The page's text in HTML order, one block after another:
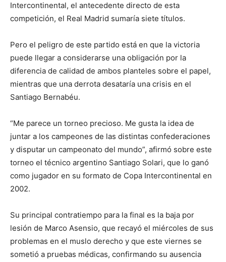
Intercontinental, el antecedente directo de esta
competición, el Real Madrid sumaría siete títulos.
Pero el peligro de este partido está en que la victoria
puede llegar a considerarse una obligación por la
diferencia de calidad de ambos planteles sobre el papel,
mientras que una derrota desataría una crisis en el
Santiago Bernabéu.
“Me parece un torneo precioso. Me gusta la idea de
juntar a los campeones de las distintas confederaciones
y disputar un campeonato del mundo”, afirmó sobre este
torneo el técnico argentino Santiago Solari, que lo ganó
como jugador en su formato de Copa Intercontinental en
2002.
Su principal contratiempo para la final es la baja por
lesión de Marco Asensio, que recayó el miércoles de sus
problemas en el muslo derecho y que este viernes se
sometió a pruebas médicas, confirmando su ausencia